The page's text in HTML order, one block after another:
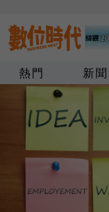
熱門 新聞